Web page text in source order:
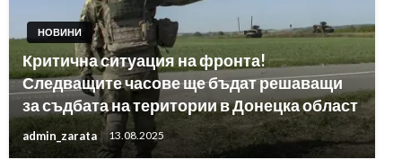
НОВИНИ
Критична ситуация на фронта!
Следващите часове ще бъдат решаващи
за съдбата на територии в Донецка област
admin_zarata 13.08.2025